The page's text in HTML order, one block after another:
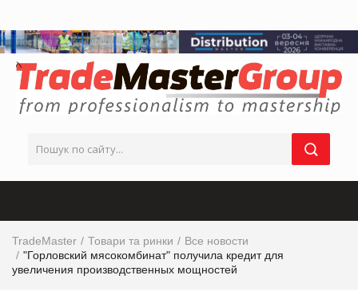
TradeMaster Товари та ринки
Все новости
"Горловский мясокомбинат" получила кредит для
увеличения производственных мощностей